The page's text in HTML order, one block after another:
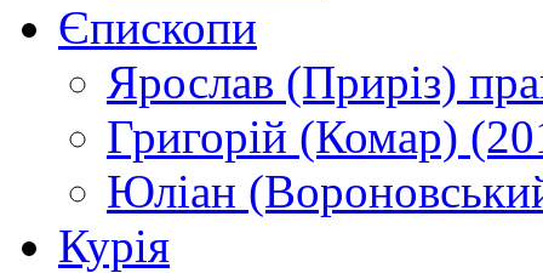
Єпископи
Ярослав (Приріз)
Григорій (Комар)
Юліан
Курія